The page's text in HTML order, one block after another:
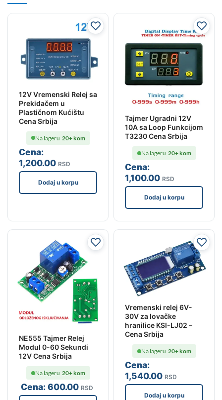
12V Vremenski Relej sa
Prekidačem u
Plastičnom Kućištu
Cena Srbija
Cena:
1,200.00 RSD
Na lageru 20+ kom
Dodaj u korpu
Tajmer Ugradni 12V
10A sa Loop Funkcijom
T3230 Cena Srbija
Cena:
1,100.00 RSD
Na lageru 20+ kom
Dodaj u korpu
NE555 Tajmer Relej
Modul 0-60 Sekundi
12V Cena Srbija
Cena:600.00 RSD
Na lageru 20+ kom
Vremenski relej 6V-
30V za lovačke
hranilice KSI-LJ02 –
Cena Srbija
Cena:
1,540.00 RSD
Na lageru 20+ kom
Dodaj u korpu